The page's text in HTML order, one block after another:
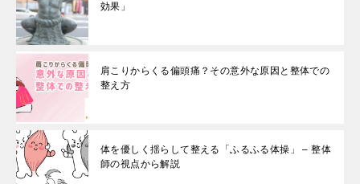
効果」
肩こりからくる偏頭痛？その意外な原因と整体での
整え方
体を優しく揺らして整える「ふるふる体操」 – 整体
師の視点から解説